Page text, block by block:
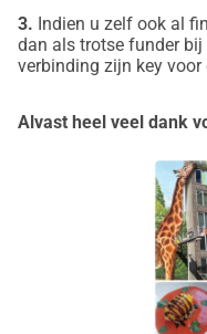
en vlees
kent het
de recordprijs
een menu met
reebok. Dat
gast dus, door
3. Indien u zelf ook al
dan als trotse funder
verbinding zijn key
Alvast heel veel dank